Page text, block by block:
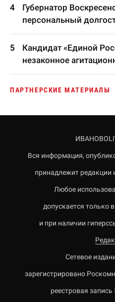
Губернатор
персональный
Кандидат «Единой
незаконное
ПАРТНЕРСКИЕ МАТЕРИАЛЫ
Вся информация,
принадлежит редакции
Любое
допускается только
и при наличии
Сетевое
зарегистрировано
реестровая